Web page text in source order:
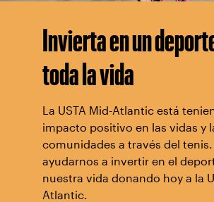
Invierta en un
toda la vida
La USTA Mid-Atlantic está
impacto positivo en las vidas y
comunidades a través del
ayudarnos a invertir en el
nuestra vida donando hoy a la
Atlantic.